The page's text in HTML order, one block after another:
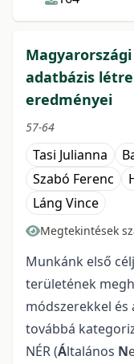
adatbázis
eredményei
57-64
Tasi Julianna
Szabó Ferenc
Láng Vince
Megtekintések
Munkánk első
területének
módszerekkel és
továbbá
NÉR (Általános N